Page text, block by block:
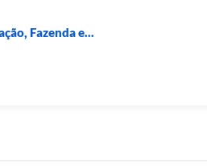
Fazenda e...